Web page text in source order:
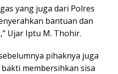
yang juga dari Polres
bantuan dan
Ujar Iptu M. Thohir.
pihaknya juga
membersihkan sisa